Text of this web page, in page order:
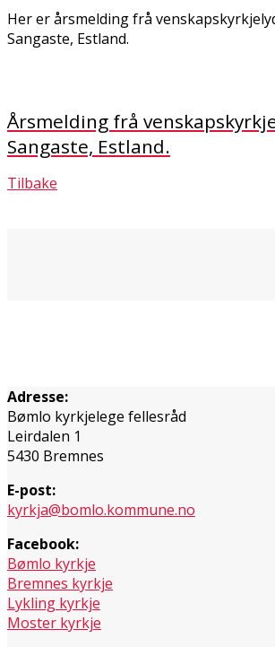
Her er årsmelding frå
Sangaste, Estland.
Årsmelding frå
Sangaste, Estland.
Tilbake
Adresse:
Bømlo kyrkjelege fellesråd
Leirdalen 1
5430 Bremnes
E-post:
kyrkja@bomlo.kommune.no
Facebook:
Bømlo kyrkje
Bremnes kyrkje
Lykling kyrkje
Moster kyrkje